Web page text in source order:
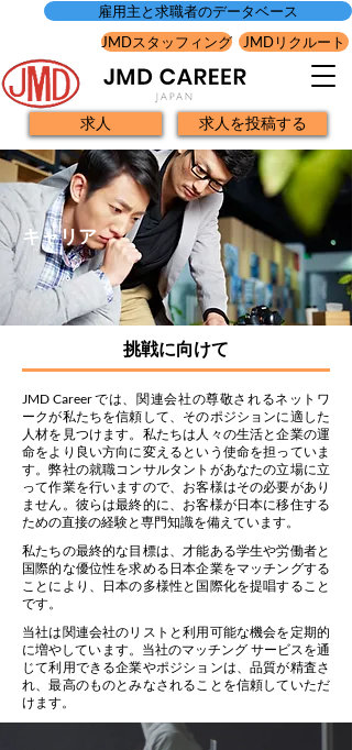
JMDスタッフィング JMDリクルート
求人 求人を投稿する
雇用主と求職者のデータベース
キャリア
挑戦に向けて
JMD Career では、関連会社の尊敬されるネットワ
ークが私たちを信頼して、そのポジションに適した
人材を見つけます。私たちは人々の生活と企業の運
命をより良い方向に変えるという使命を担っていま
す。弊社の就職コンサルタントがあなたの立場に立
って作業を行いますので、お客様はその必要があり
ません。彼らは最終的に、お客様が日本に移住する
ための直接の経験と専門知識を備えています。
私たちの最終的な目標は、才能ある学生や労働者と
国際的な優位性を求める日本企業をマッチングする
ことにより、日本の多様性と国際化を提唱すること
です。
当社は関連会社のリストと利用可能な機会を定期的
に増やしています。当社のマッチング サービスを通
じて利用できる企業やポジションは、品質が精査さ
れ、最高のものとみなされることを信頼していただ
けます。